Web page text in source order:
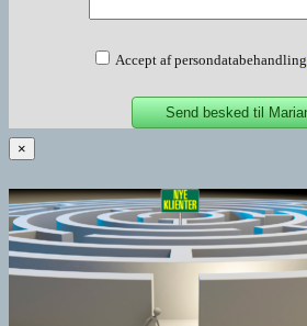
Accept af persondatabehandling.
×